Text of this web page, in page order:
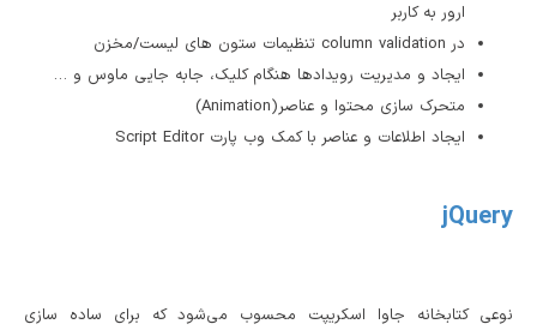
ارور به کاربر
در column validation تنظیمات ستون های لیست/مخزن
ایجاد و مدیریت رویدادها هنگام کلیک، جابه جایی ماوس و …
متحرک سازی محتوا و عناصر(Animation)
ایجاد اطلاعات و عناصر با کمک وب پارت Script Editor
jQuery
نوعی کتابخانه جاوا اسکریپت محسوب می‌شود که برای ساده سازی